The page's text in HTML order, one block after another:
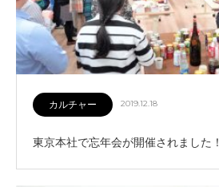
カルチャー 2019.12.18
東京本社で忘年会が開催されました！